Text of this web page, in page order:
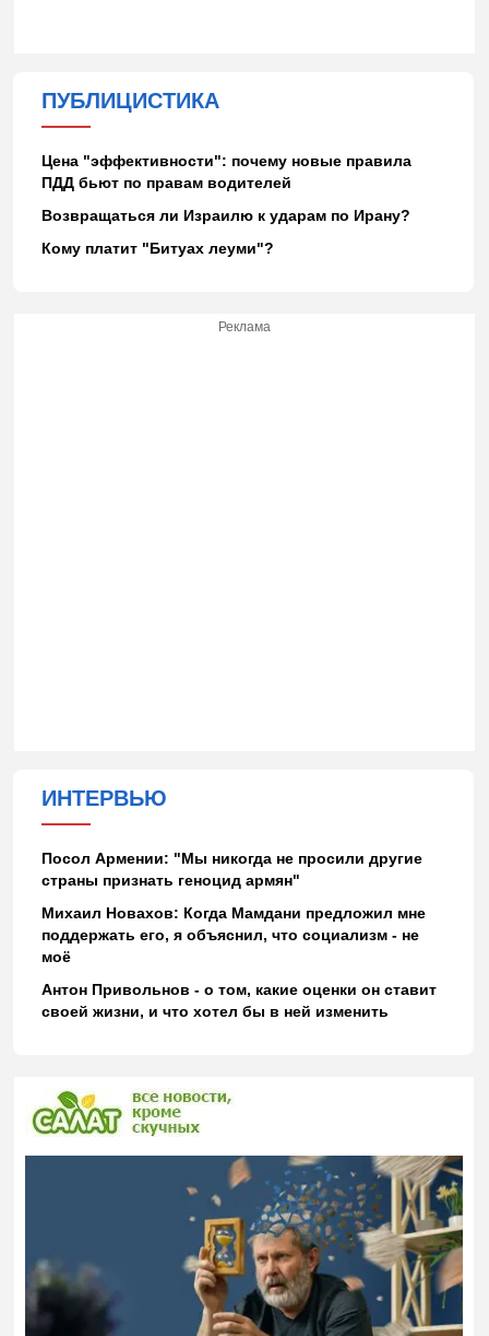
ПУБЛИЦИСТИКА
Цена "эффективности": почему новые правила
ПДД бьют по правам водителей
Возвращаться ли Израилю к ударам по Ирану?
Кому платит "Битуах леуми"?
Реклама
ИНТЕРВЬЮ
Посол Армении: "Мы никогда не просили другие
страны признать геноцид армян"
Михаил Новахов: Когда Мамдани предложил мне
поддержать его, я объяснил, что социализм - не
моё
Антон Привольнов - о том, какие оценки он ставит
своей жизни, и что хотел бы в ней изменить